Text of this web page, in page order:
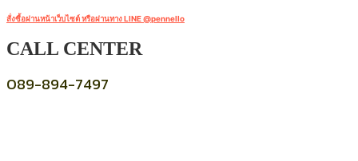
สั่งซื้อผ่านหน้าเว็บไซต์ หรือผ่านทาง LINE @pennello
CALL CENTER
089-894-7497